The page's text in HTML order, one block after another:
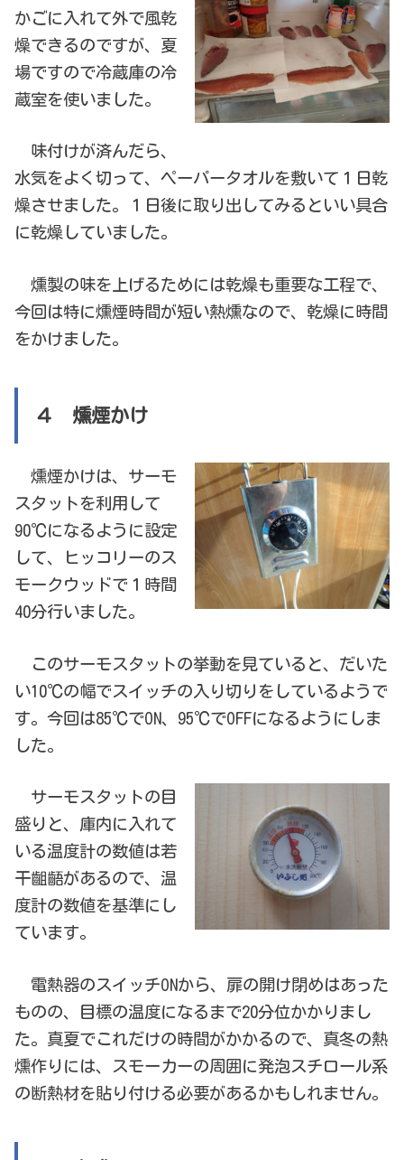
かごに入れて外で風乾
燥できるのですが、夏
場ですので冷蔵庫の冷
蔵室を使いました。
味付けが済んだら、
水気をよく切って、ペーパータオルを敷いて１日乾
燥させました。１日後に取り出してみるといい具合
に乾燥していました。
燻製の味を上げるためには乾燥も重要な工程で、
今回は特に燻煙時間が短い熱燻なので、乾燥に時間
をかけました。
４ 燻煙かけ
燻煙かけは、サーモ
スタットを利用して
90℃になるように設定
して、ヒッコリーのス
モークウッドで１時間
40分行いました。
このサーモスタットの挙動を見ていると、だいた
い10℃の幅でスイッチの入り切りをしているようで
す。今回は85℃でON、95℃でOFFになるようにしま
した。
サーモスタットの目
盛りと、庫内に入れて
いる温度計の数値は若
干齟齬があるので、温
度計の数値を基準にし
ています。
電熱器のスイッチONから、扉の開け閉めはあった
ものの、目標の温度になるまで20分位かかりまし
た。真夏でこれだけの時間がかかるので、真冬の熱
燻作りには、スモーカーの周囲に発泡スチロール系
の断熱材を貼り付ける必要があるかもしれません。